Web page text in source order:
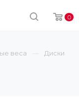
0
веса Диски